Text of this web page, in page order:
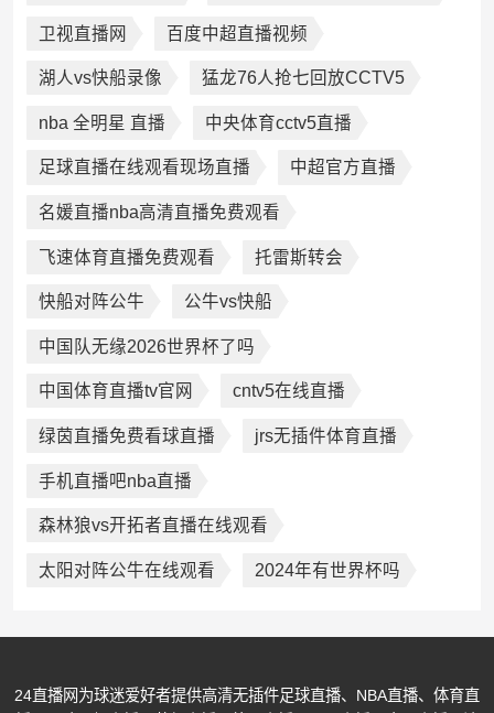
卫视直播网 百度中超直播视频
湖人vs快船录像 猛龙76人抢七回放CCTV5
nba 全明星 直播 中央体育cctv5直播
足球直播在线观看现场直播 中超官方直播
名媛直播nba高清直播免费观看
飞速体育直播免费观看 托雷斯转会
快船对阵公牛 公牛vs快船
中国队无缘2026世界杯了吗
中国体育直播tv官网 cntv5在线直播
绿茵直播免费看球直播 jrs无插件体育直播
手机直播吧nba直播
森林狼vs开拓者直播在线观看
太阳对阵公牛在线观看 2024年有世界杯吗
24直播网为球迷爱好者提供高清无插件足球直播、NBA直播、体育直